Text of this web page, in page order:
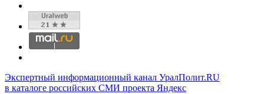
Экспертный информационный канал УралПолит.RU
в каталоге российских СМИ проекта Яндекс